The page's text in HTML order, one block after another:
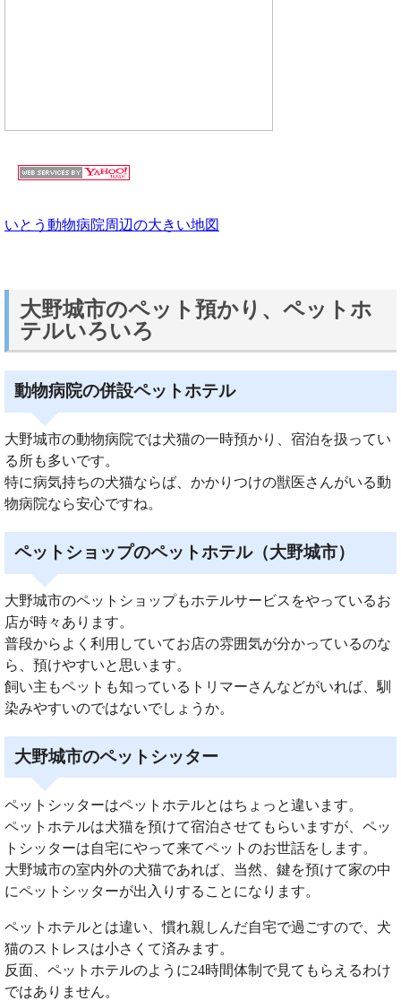
いとう動物病院周辺の大きい地図
大野城市のペット預かり、ペットホ
テルいろいろ
動物病院の併設ペットホテル
大野城市の動物病院では犬猫の一時預かり、宿泊を扱ってい
る所も多いです。
特に病気持ちの犬猫ならば、かかりつけの獣医さんがいる動
物病院なら安心ですね。
ペットショップのペットホテル（大野城市）
大野城市のペットショップもホテルサービスをやっているお
店が時々あります。
普段からよく利用していてお店の雰囲気が分かっているのな
ら、預けやすいと思います。
飼い主もペットも知っているトリマーさんなどがいれば、馴
染みやすいのではないでしょうか。
大野城市のペットシッター
ペットシッターはペットホテルとはちょっと違います。
ペットホテルは犬猫を預けて宿泊させてもらいますが、ペッ
トシッターは自宅にやって来てペットのお世話をします。
大野城市の室内外の犬猫であれば、当然、鍵を預けて家の中
にペットシッターが出入りすることになります。
ペットホテルとは違い、慣れ親しんだ自宅で過ごすので、犬
猫のストレスは小さくて済みます。
反面、ペットホテルのように24時間体制で見てもらえるわけ
ではありません。